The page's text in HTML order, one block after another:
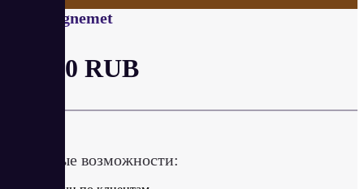
CRM Ognemet
от 500 RUB
Ключевые возможности: